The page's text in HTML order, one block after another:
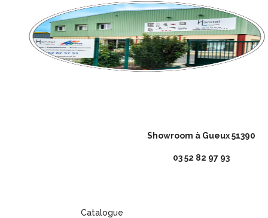
Showroom à Gueux 51390
03 52 82 97 93
Catalogue